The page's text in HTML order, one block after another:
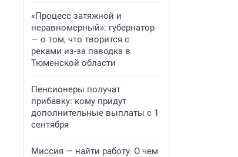
«Процесс затяжной и
неравномерный»: губернатор
— о том, что творится с
реками из-за паводка в
Тюменской области
Пенсионеры получат
прибавку: кому придут
дополнительные выплаты с 1
сентября
Миссия — найти работу. О чем